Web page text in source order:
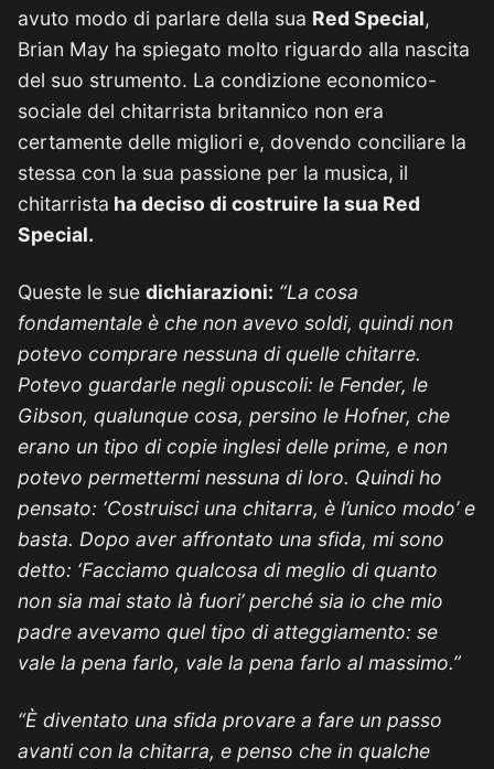
avuto modo di parlare della sua Red Special,
Brian May ha spiegato molto riguardo alla nascita
del suo strumento. La condizione economico-
sociale del chitarrista britannico non era
certamente delle migliori e, dovendo conciliare la
stessa con la sua passione per la musica, il
chitarrista ha deciso di costruire la sua Red
Special.
Queste le sue dichiarazioni: “La cosa
fondamentale è che non avevo soldi, quindi non
potevo comprare nessuna di quelle chitarre.
Potevo guardarle negli opuscoli: le Fender, le
Gibson, qualunque cosa, persino le Hofner, che
erano un tipo di copie inglesi delle prime, e non
potevo permettermi nessuna di loro. Quindi ho
pensato: ‘Costruisci una chitarra, è l’unico modo’ e
basta. Dopo aver affrontato una sfida, mi sono
detto: ‘Facciamo qualcosa di meglio di quanto
non sia mai stato là fuori’ perché sia ​​io che mio
padre avevamo quel tipo di atteggiamento: se
vale la pena farlo, vale la pena farlo al massimo.”
“È diventato una sfida provare a fare un passo
avanti con la chitarra, e penso che in qualche